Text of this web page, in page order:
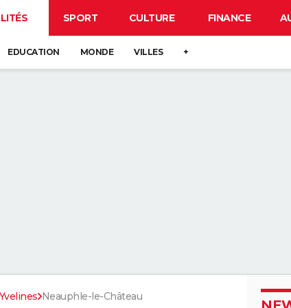
SPORT CULTURE FINANCE
EDUCATION MONDE VILLES +
Neauphle-le-Château